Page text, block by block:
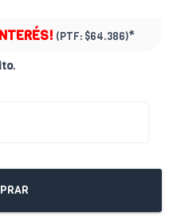
(PTF: $64.386)*
.